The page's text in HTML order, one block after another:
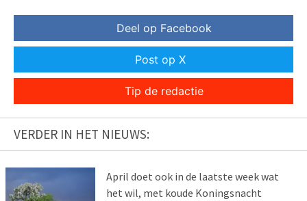
Deel op Facebook
Post op X
Tip de redactie
VERDER IN HET NIEUWS:
April doet ook in de laatste week wat
het wil, met koude Koningsnacht